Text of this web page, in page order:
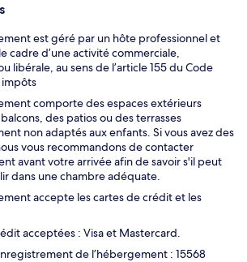
est géré par un hôte professionnel et
cadre d’une activité commerciale,
libérale, au sens de l’article 155 du Code
comporte des espaces extérieurs
des patios ou des terrasses
non adaptés aux enfants. Si vous avez des
vous recommandons de contacter
avant votre arrivée afin de savoir s'il peut
dans une chambre adéquate.
accepte les cartes de crédit et les
acceptées : Visa et Mastercard.
de l’hébergement : 15568